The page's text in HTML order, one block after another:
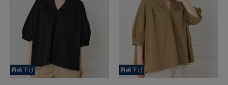
再値下げ 再値下げ